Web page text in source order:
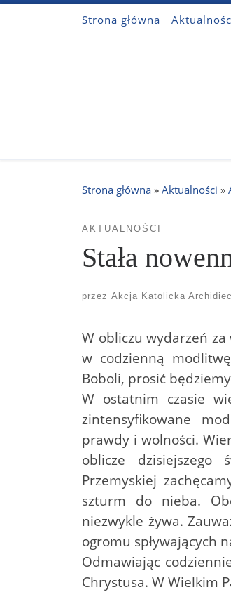
Przejdź do treściStrona główna
Strona główna » Aktualności »
AKTUALNOŚCI
Stała
przez Akcja Katolicka
W obliczu wydarzeń za
w codzienną
Boboli, prosić
W ostatnim czasie
zintensyfikowane
prawdy i wolności.
oblicze dzisiejszego
Przemyskiej
szturm do nieba.
niezwykle żywa.
ogromu spływających
Odmawiając
Chrystusa. W Wielkim